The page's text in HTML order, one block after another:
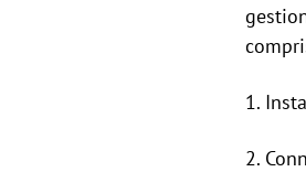
1.
2.